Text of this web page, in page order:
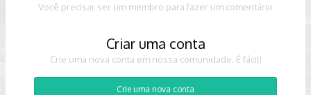
Você precisar ser um membro para fazer um comentário
Criar uma conta
Crie uma nova conta em nossa comunidade. É fácil!
Crie uma nova conta